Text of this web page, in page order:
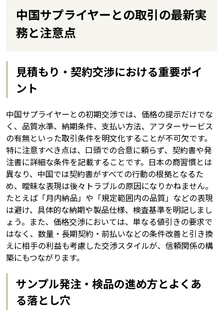
中国サプライヤーとの取引の最新実
務と注意点
見積もり・契約交渉における重要ポイ
ント
中国サプライヤーとの初期交渉では、価格の提示だけでな
く、品質水準、納期条件、支払い方法、アフターサービス
の有無といった取引条件を明文化することが不可欠です。
特に注意すべき点は、口頭での合意に頼らず、契約書や発
注書に詳細な条件を記載することです。日本の商習慣とは
異なり、中国では契約書がすべての行動の根拠となるた
め、曖昧な表現は後々トラブルの原因になりかねません。
たとえば「月内納品」や「規定範囲内の品質」などの表現
は避け、具体的な納期や製品仕様、検査基準を明記しまし
ょう。また、価格交渉においては、単なる値引きの要求で
はなく、数量・長期契約・前払いなどの条件改善と引き換
えに相手の利益も考慮した交渉スタイルが、信頼関係の構
築にもつながります。
サンプル発注・検品の進め方とよくあ
る落とし穴